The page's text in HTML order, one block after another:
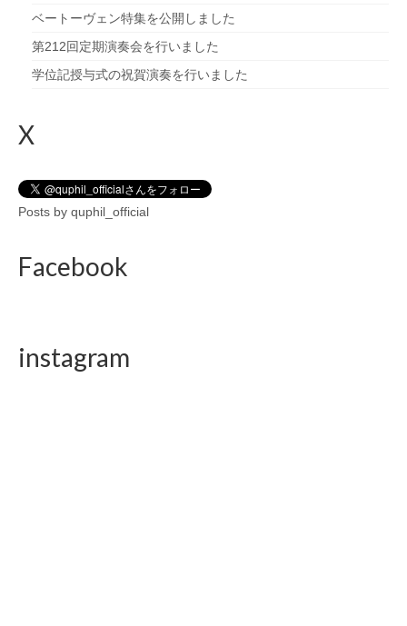
ベートーヴェン特集を公開しました
第212回定期演奏会を行いました
学位記授与式の祝賀演奏を行いました
X
Posts by quphil_official
Facebook
instagram